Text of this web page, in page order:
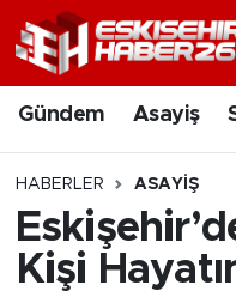
Gündem Asayiş
HABERLER ASAYIŞ
Kişi
Gündem
Asayiş
Siyaset
Spor
Nöbetçi
Hava Durumu
Trafik Durumu
Süper Lig Puan